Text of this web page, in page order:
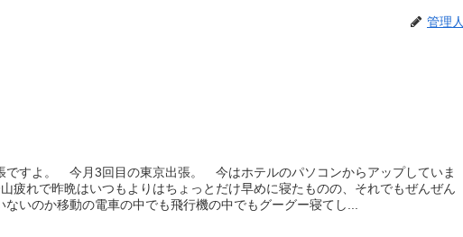
管理人
ですよ。 今月3回目の東京出張。 今はホテルのパソコンからアップしていま
疲れで昨晩はいつもよりはちょっとだけ早めに寝たものの、それでもぜんぜん
ないのか移動の電車の中でも飛行機の中でもグーグー寝てし...